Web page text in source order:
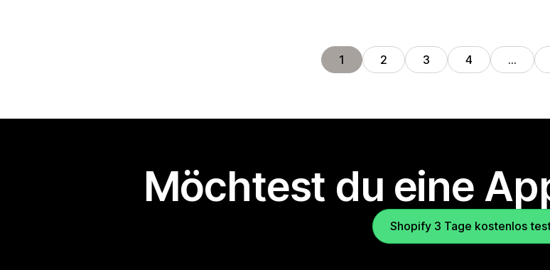
1 2 3 4 …
Möchtest du eine
Shopify 3 Tage kostenlos